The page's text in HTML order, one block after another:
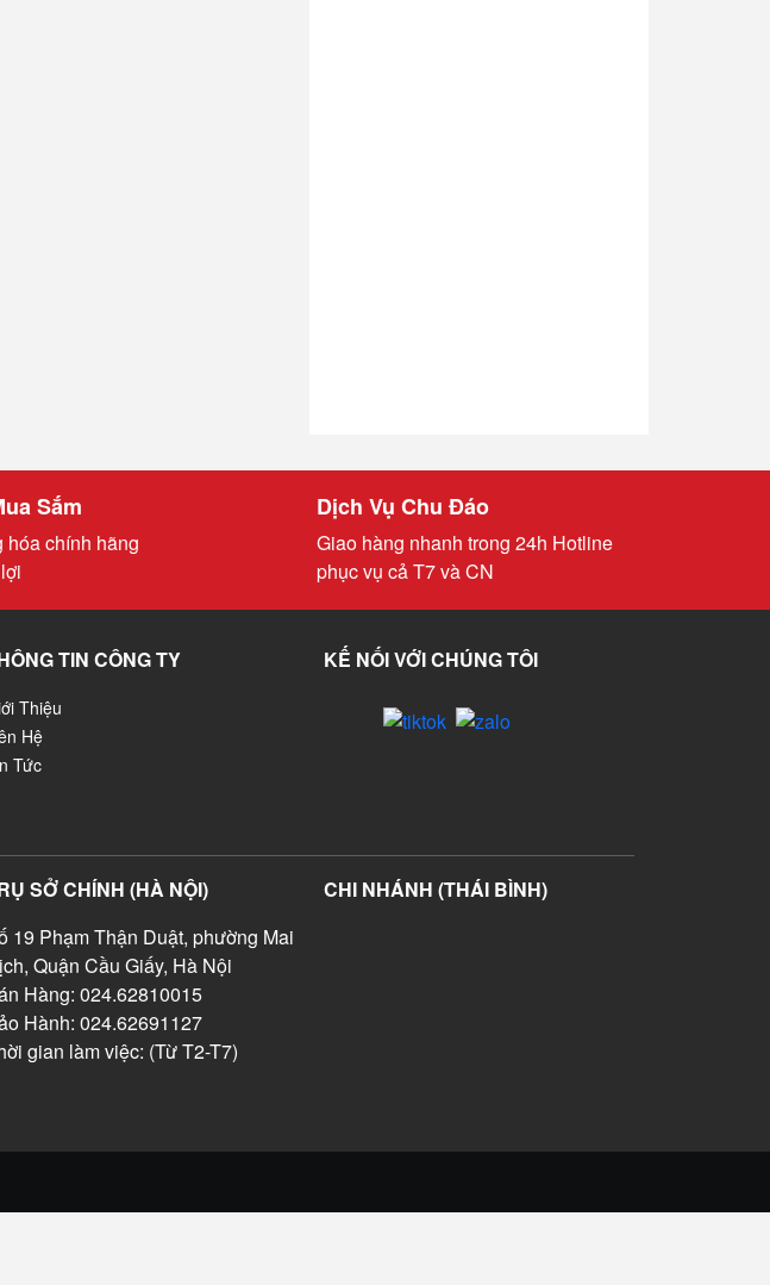
Sắm
hóa chính hãng
Dịch Vụ Chu Đáo
Giao hàng nhanh trong 24h Hotline
phục vụ cả T7 và CN
TIN CÔNG TY
Thiệu
Hệ
Tức
KẾ NỐI VỚI CHÚNG TÔI
SỞ CHÍNH (HÀ NỘI)
19 Phạm Thận Duật, phường Mai
Quận Cầu Giấy, Hà Nội
Hàng: 024.62810015
Hành: 024.62691127
gian làm việc: (Từ T2-T7)
CHI NHÁNH (THÁI BÌNH)